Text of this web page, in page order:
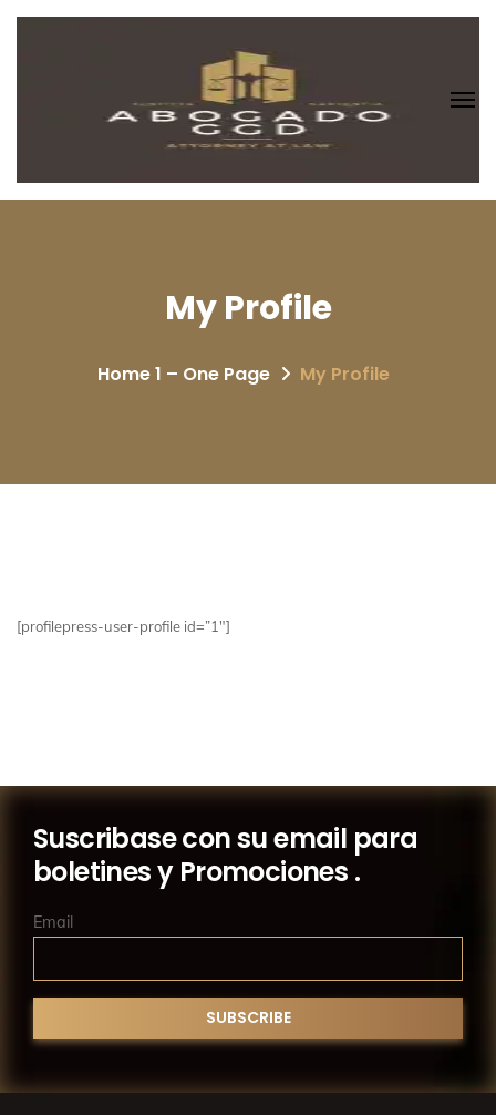
My Profile
Home 1 – One Page My Profile
[profilepress-user-profile id=”1″]
Suscribase con su email para
boletines y Promociones .
Email